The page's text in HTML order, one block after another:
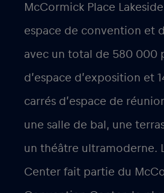
McCormick Place
espace de convention et
avec un total de 580 000
d’espace d’exposition et
carrés d’espace de
une salle de bal, une
un théâtre ultramoderne.
Center fait partie du